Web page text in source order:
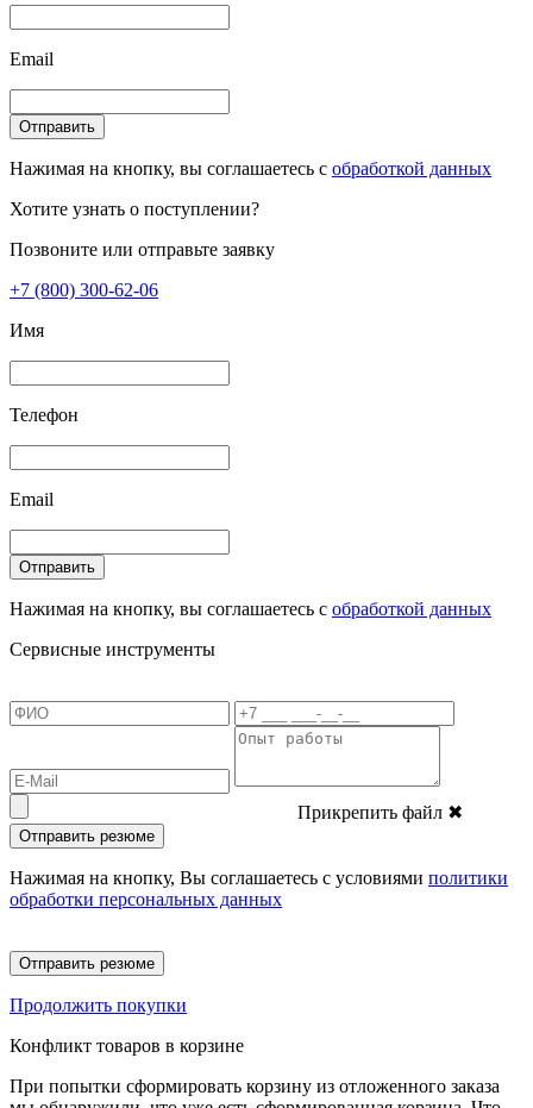
Email
Отправить
Нажимая на кнопку, вы соглашаетесь с обработкой данных
Хотите узнать о поступлении?
Позвоните или отправьте заявку
+7 (800) 300-62-06
Имя
Телефон
Email
Отправить
Нажимая на кнопку, вы соглашаетесь с обработкой данных
Сервисные инструменты
Прикрепить файл ✖
Отправить резюме
Нажимая на кнопку, Вы соглашаетесь с условиями политики
обработки персональных данных
Отправить резюме
Продолжить покупки
Конфликт товаров в корзине
При попытки сформировать корзину из отложенного заказа